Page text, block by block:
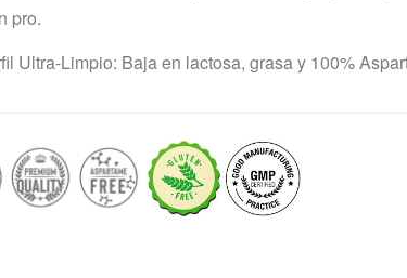
pro.
Ultra-Limpio: Baja en lactosa, grasa y 100%